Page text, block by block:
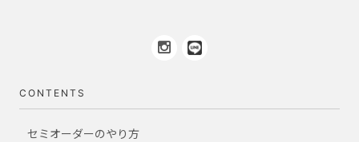
CONTENTS
セミオーダーのやり方